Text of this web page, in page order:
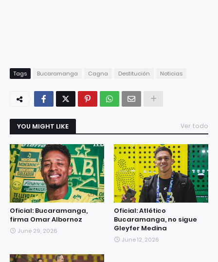
Tags Bucaramanga Cagna Destitución Noticias
YOU MIGHT LIKE Ver todo
Oficial: Bucaramanga,
firma Omar Albornoz
June 29, 2026
Oficial: Atlético
Bucaramanga, no sigue
Gleyfer Medina
June 12, 2026